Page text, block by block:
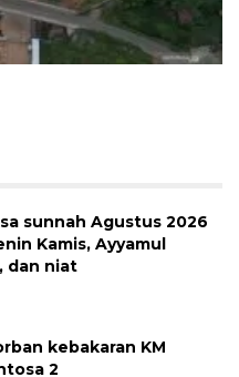
jadi jalur alternatif
sunnah Agustus 2026
Kamis, Ayyamul
dan niat
kebakaran KM
2